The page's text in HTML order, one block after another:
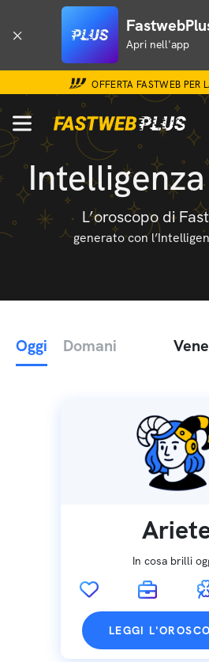
Apri nell'app
OFFERTA FASTWEB PER
L’oroscopo di
generato con
Oggi Domani
In cosa brilli
LEGGI